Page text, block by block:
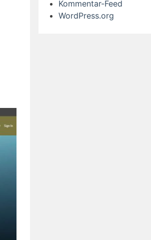
Kommentar-Feed
WordPress.org